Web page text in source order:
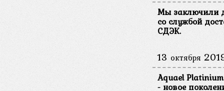
Мы заключили
со службой
СДЭК.
13 октября
Aquael
- новое